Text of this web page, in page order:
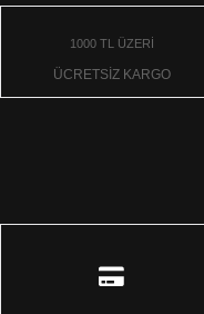
1000 TL ÜZERİ
ÜCRETSİZ KARGO